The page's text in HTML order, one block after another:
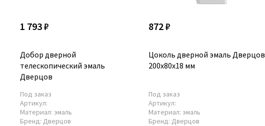
1 793 ₽
Добор дверной
телескопический эмаль
Дверцов
Под заказ
Артикул:
Материал: эмаль
Бренд: Дверцов
872 ₽
Цоколь дверной эмаль Дверцов
200х80х18 мм
Под заказ
Артикул:
Материал: эмаль
Бренд: Дверцов